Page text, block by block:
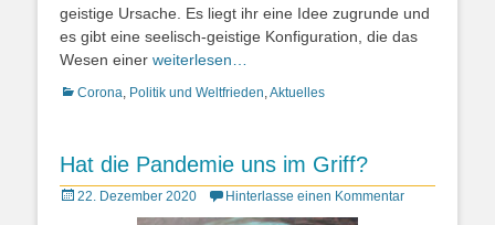
geistige Ursache. Es liegt ihr eine Idee zugrunde und
es gibt eine seelisch-geistige Konfiguration, die das
Wesen einer weiterlesen…
Kategorien
Corona, Politik und Weltfrieden,Aktuelles
Hat die Pandemie uns im Griff?
Posted22. Dezember 2020 Hinterlasse einen Kommentar